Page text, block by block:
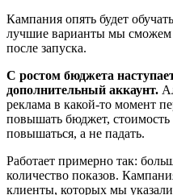
Кампания опять будет
лучшие варианты мы сможем
после запуска.
С ростом бюджета
дополнительный аккаунт.
реклама в какой-то момент
повышать бюджет, стоимость
повышаться, а не падать.
Работает примерно так:
количество показов.
клиенты, которых мы